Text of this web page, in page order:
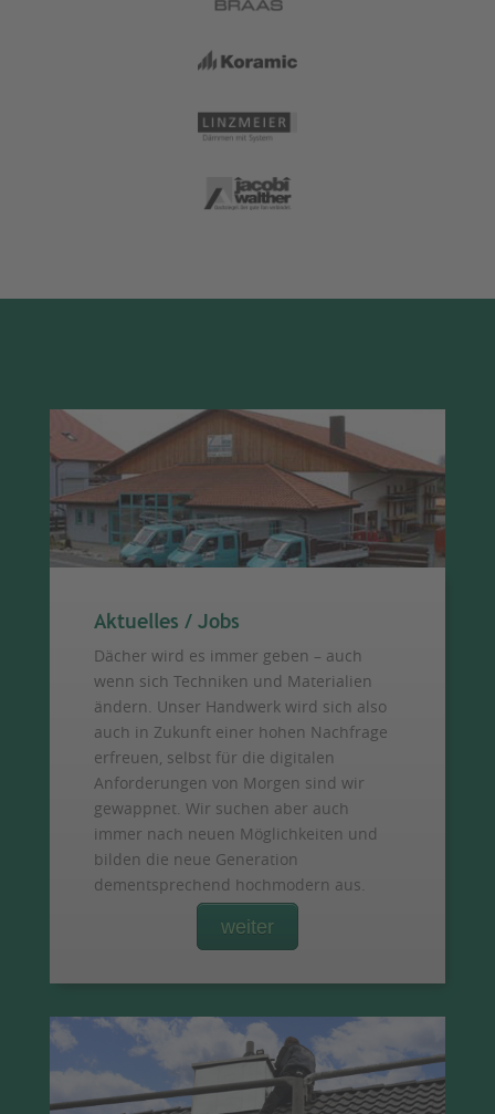
Aktuelles / Jobs
Dächer wird es immer geben – auch
wenn sich Techniken und Materialien
ändern. Unser Handwerk wird sich also
auch in Zukunft einer hohen Nachfrage
erfreuen, selbst für die digitalen
Anforderungen von Morgen sind wir
gewappnet. Wir suchen aber auch
immer nach neuen Möglichkeiten und
bilden die neue Generation
dementsprechend hochmodern aus.
weiter